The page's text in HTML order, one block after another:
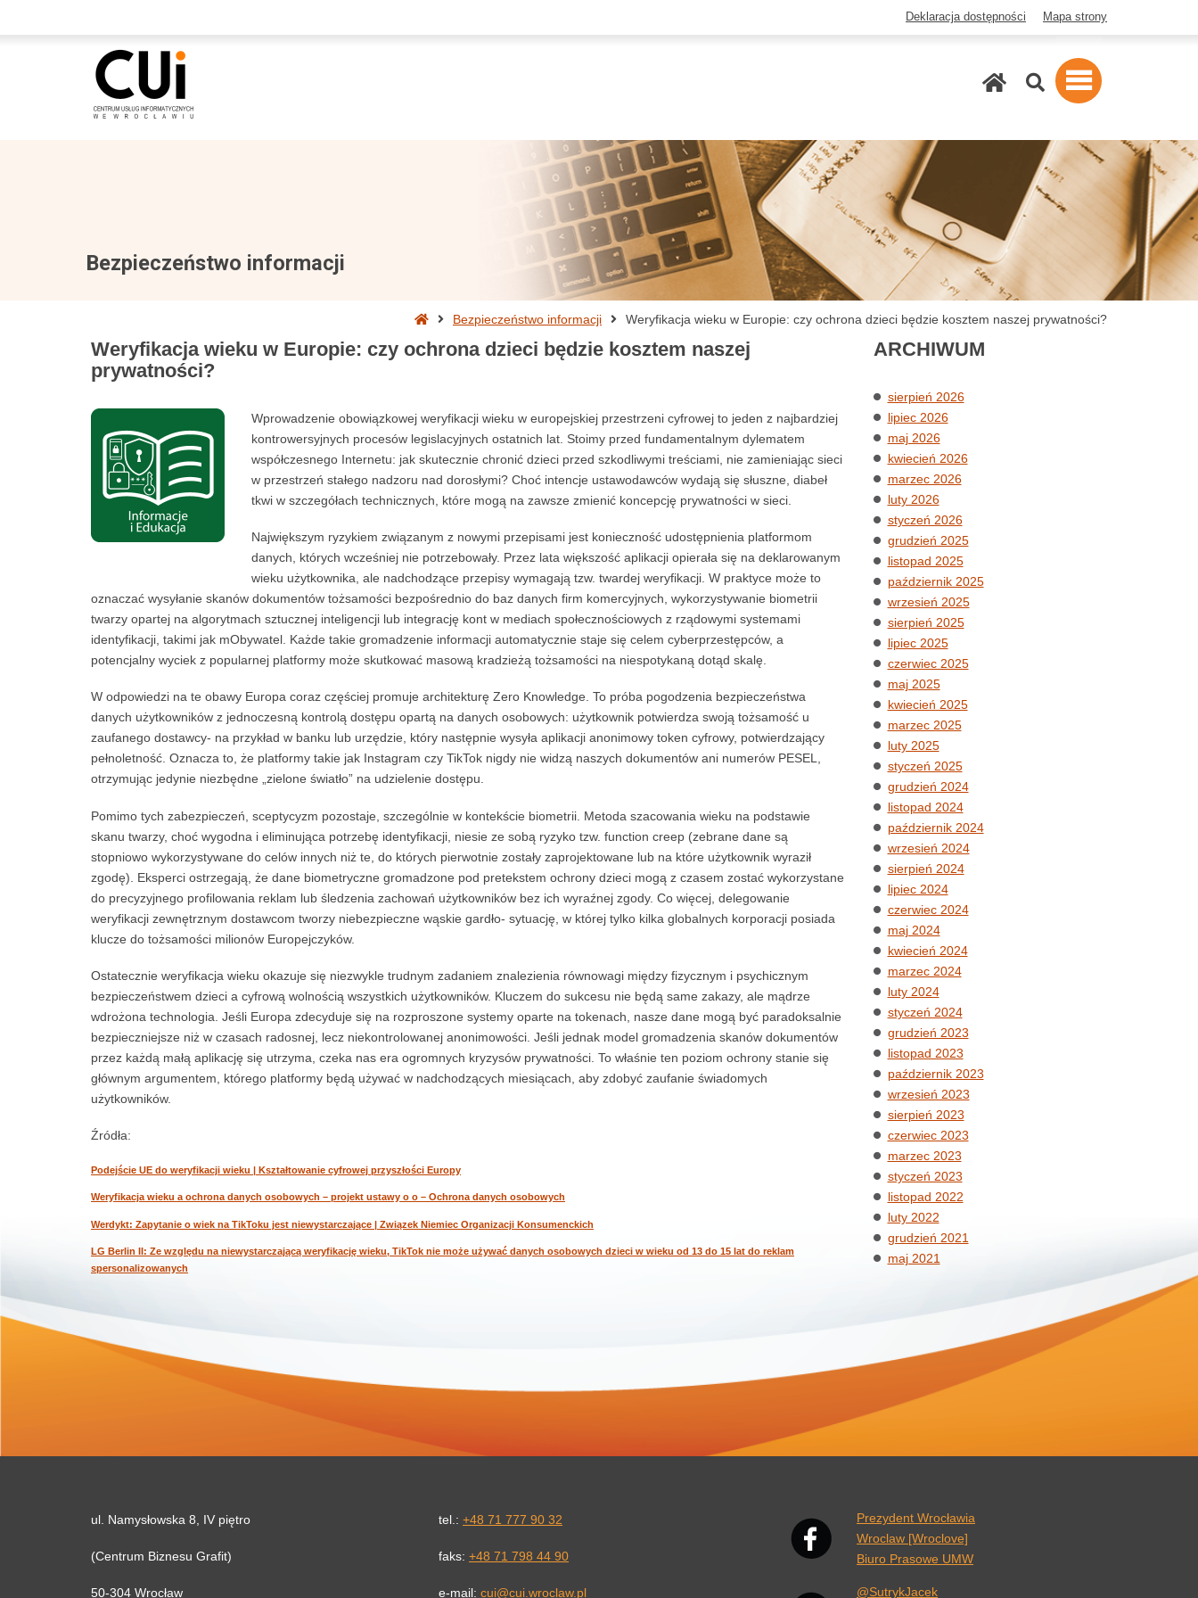
Deklaracja dostępności Mapa strony
Szukaj
Bezpieczeństwo informacji
Strona
główna
Bezpieczeństwo informacji Weryfikacja wieku w Europie: czy ochrona dzieci będzie kosztem naszej prywatności?
Weryfikacja wieku w Europie: czy ochrona dzieci będzie kosztem naszej
prywatności?
Wprowadzenie obowiązkowej weryfikacji wieku w europejskiej przestrzeni cyfrowej to jeden z najbardziej
kontrowersyjnych procesów legislacyjnych ostatnich lat. Stoimy przed fundamentalnym dylematem
współczesnego Internetu: jak skutecznie chronić dzieci przed szkodliwymi treściami, nie zamieniając sieci
w przestrzeń stałego nadzoru nad dorosłymi? Choć intencje ustawodawców wydają się słuszne, diabeł
tkwi w szczegółach technicznych, które mogą na zawsze zmienić koncepcję prywatności w sieci.
Największym ryzykiem związanym z nowymi przepisami jest konieczność udostępnienia platformom
danych, których wcześniej nie potrzebowały. Przez lata większość aplikacji opierała się na deklarowanym
wieku użytkownika, ale nadchodzące przepisy wymagają tzw. twardej weryfikacji. W praktyce może to
oznaczać wysyłanie skanów dokumentów tożsamości bezpośrednio do baz danych firm komercyjnych, wykorzystywanie biometrii
twarzy opartej na algorytmach sztucznej inteligencji lub integrację kont w mediach społecznościowych z rządowymi systemami
identyfikacji, takimi jak mObywatel. Każde takie gromadzenie informacji automatycznie staje się celem cyberprzestępców, a
potencjalny wyciek z popularnej platformy może skutkować masową kradzieżą tożsamości na niespotykaną dotąd skalę.
W odpowiedzi na te obawy Europa coraz częściej promuje architekturę Zero Knowledge. To próba pogodzenia bezpieczeństwa
danych użytkowników z jednoczesną kontrolą dostępu opartą na danych osobowych: użytkownik potwierdza swoją tożsamość u
zaufanego dostawcy- na przykład w banku lub urzędzie, który następnie wysyła aplikacji anonimowy token cyfrowy, potwierdzający
pełnoletność. Oznacza to, że platformy takie jak Instagram czy TikTok nigdy nie widzą naszych dokumentów ani numerów PESEL,
otrzymując jedynie niezbędne „zielone światło” na udzielenie dostępu.
Pomimo tych zabezpieczeń, sceptycyzm pozostaje, szczególnie w kontekście biometrii. Metoda szacowania wieku na podstawie
skanu twarzy, choć wygodna i eliminująca potrzebę identyfikacji, niesie ze sobą ryzyko tzw. function creep (zebrane dane są
stopniowo wykorzystywane do celów innych niż te, do których pierwotnie zostały zaprojektowane lub na które użytkownik wyraził
zgodę). Eksperci ostrzegają, że dane biometryczne gromadzone pod pretekstem ochrony dzieci mogą z czasem zostać wykorzystane
do precyzyjnego profilowania reklam lub śledzenia zachowań użytkowników bez ich wyraźnej zgody. Co więcej, delegowanie
weryfikacji zewnętrznym dostawcom tworzy niebezpieczne wąskie gardło- sytuację, w której tylko kilka globalnych korporacji posiada
klucze do tożsamości milionów Europejczyków.
Ostatecznie weryfikacja wieku okazuje się niezwykle trudnym zadaniem znalezienia równowagi między fizycznym i psychicznym
bezpieczeństwem dzieci a cyfrową wolnością wszystkich użytkowników. Kluczem do sukcesu nie będą same zakazy, ale mądrze
wdrożona technologia. Jeśli Europa zdecyduje się na rozproszone systemy oparte na tokenach, nasze dane mogą być paradoksalnie
bezpieczniejsze niż w czasach radosnej, lecz niekontrolowanej anonimowości. Jeśli jednak model gromadzenia skanów dokumentów
przez każdą małą aplikację się utrzyma, czeka nas era ogromnych kryzysów prywatności. To właśnie ten poziom ochrony stanie się
głównym argumentem, którego platformy będą używać w nadchodzących miesiącach, aby zdobyć zaufanie świadomych
użytkowników.
Źródła:
Podejście UE do weryfikacji wieku | Kształtowanie cyfrowej przyszłości Europy
Weryfikacja wieku a ochrona danych osobowych – projekt ustawy o o – Ochrona danych osobowych
Werdykt: Zapytanie o wiek na TikToku jest niewystarczające | Związek Niemiec Organizacji Konsumenckich
LG Berlin II: Ze względu na niewystarczającą weryfikację wieku, TikTok nie może używać danych osobowych dzieci w wieku od 13 do 15 lat do reklam
spersonalizowanych
ARCHIWUM
sierpień 2026
lipiec 2026
maj 2026
kwiecień 2026
marzec 2026
luty 2026
styczeń 2026
grudzień 2025
listopad 2025
październik 2025
wrzesień 2025
sierpień 2025
lipiec 2025
czerwiec 2025
maj 2025
kwiecień 2025
marzec 2025
luty 2025
styczeń 2025
grudzień 2024
listopad 2024
październik 2024
wrzesień 2024
sierpień 2024
lipiec 2024
czerwiec 2024
maj 2024
kwiecień 2024
marzec 2024
luty 2024
styczeń 2024
grudzień 2023
listopad 2023
październik 2023
wrzesień 2023
sierpień 2023
czerwiec 2023
marzec 2023
styczeń 2023
listopad 2022
luty 2022
grudzień 2021
maj 2021
ul. Namysłowska 8, IV piętro
(Centrum Biznesu Grafit)
50-304 Wrocław
tel.: +48 71 777 90 32
faks: +48 71 798 44 90
e-mail: cui@cui.wroclaw.pl
Prezydent Wrocławia
Wroclaw [Wroclove]
Biuro Prasowe UMW
@SutrykJacek